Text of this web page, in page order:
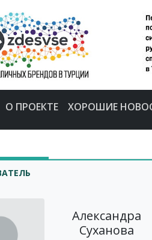
О ПРОЕКТЕ ХОРОШИЕ
Александра
Суханова